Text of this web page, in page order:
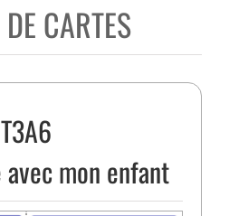
CARTES
T3A6
mon enfant